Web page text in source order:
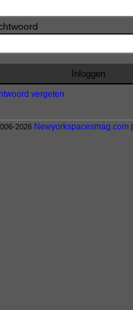
vergeten
2026 Newyorkspacesmag.com|